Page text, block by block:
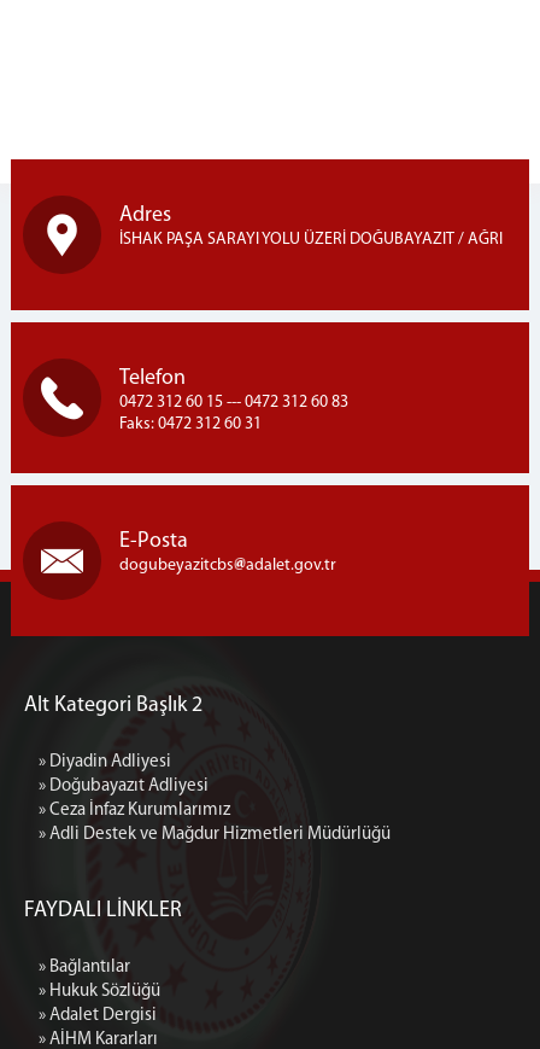
BAŞSAVCILIK
Cumhuriyet Başsavcısı
Cumhuriyet Savcıları
C.Başsavcılığı Birimleri
KOMİSYON
MAHKEMELER
İLETİŞİM
Adres
İSHAK PAŞA SARAYI YOLU ÜZERİ DOĞUBAYAZIT / AĞRI
Telefon
0472 312 60 15 --- 0472 312 60 83
Faks: 0472 312 60 31
E-Posta
dogubeyazitcbs adalet.gov.tr
Alt Kategori Başlık 2
» Diyadin Adliyesi
» Doğubayazıt Adliyesi
» Ceza İnfaz Kurumlarımız
» Adli Destek ve Mağdur Hizmetleri Müdürlüğü
FAYDALI LİNKLER
» Bağlantılar
» Hukuk Sözlüğü
» Adalet Dergisi
» AİHM Kararları